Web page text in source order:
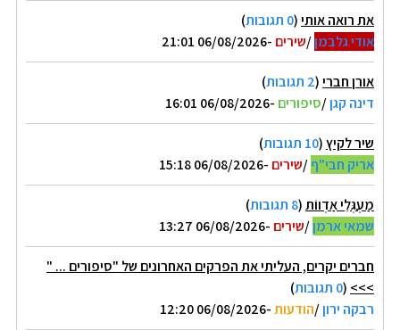
את רואה אותי(0 תגובות
)
אודי גלבמן/שירים -06/08/2026 21:01
אורן חברי(2 תגובות
)
דינה קגן/סיפורים -06/08/2026 16:01
שיר לקיץ(10 תגובות
)
אריק חבי"ף/שירים -06/08/2026 15:18
מַעְגְּלֵי אַדְווֹת(8 תגובות
)
שמאי ארמן/שירים -06/08/2026 13:27
חברים יקרים, העליתי את הפרקים האחרונים של "סיפורים ... "
>>>
(0 תגובות
)
רבקה ירון/הודעות-06/08/2026 12:20